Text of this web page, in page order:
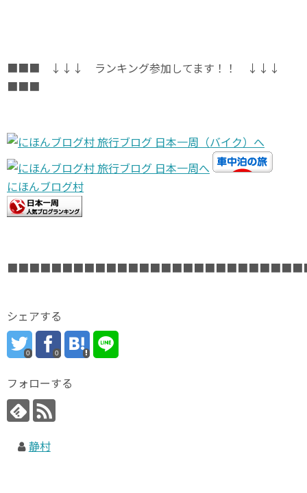
■■■ ↓↓↓ ランキング参加してます！！ ↓↓↓
■■■
にほんブログ村
シェアする
0 0
フォローする
静村